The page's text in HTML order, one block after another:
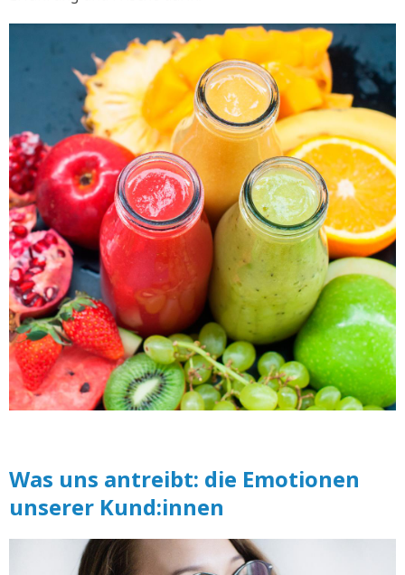
Was uns antreibt: die Emotionen
unserer Kund:innen